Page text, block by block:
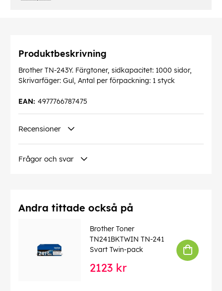
Produktbeskrivning
Brother TN-243Y. Färgtoner, sidkapacitet: 1000 sidor,
Skrivarfäger: Gul, Antal per förpackning: 1 styck
4977766787475
EAN:
Recensioner
Frågor och svar
Andra tittade också på
Brother Toner
TN241BKTWIN TN-241
Svart Twin-pack
2123 kr